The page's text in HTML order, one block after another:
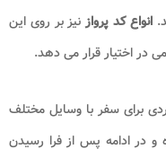
انواع کد پروازنیز بر روی این
در اختیار قرار می دهد.
برای سفر با وسایل مختلف
و در ادامه پس از فرا رسیدن